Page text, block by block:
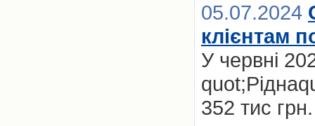
05.07.2024
клієнтам
У червні
352 тис грн.